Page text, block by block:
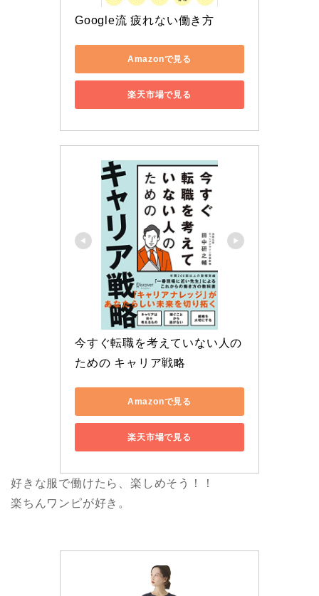
Google流 疲れない働き方
Amazonで見る
楽天市場で見る
今すぐ転職を考えていない人の
ための キャリア戦略
Amazonで見る
楽天市場で見る
好きな服で働けたら、楽しめそう！！
楽ちんワンピが好き。